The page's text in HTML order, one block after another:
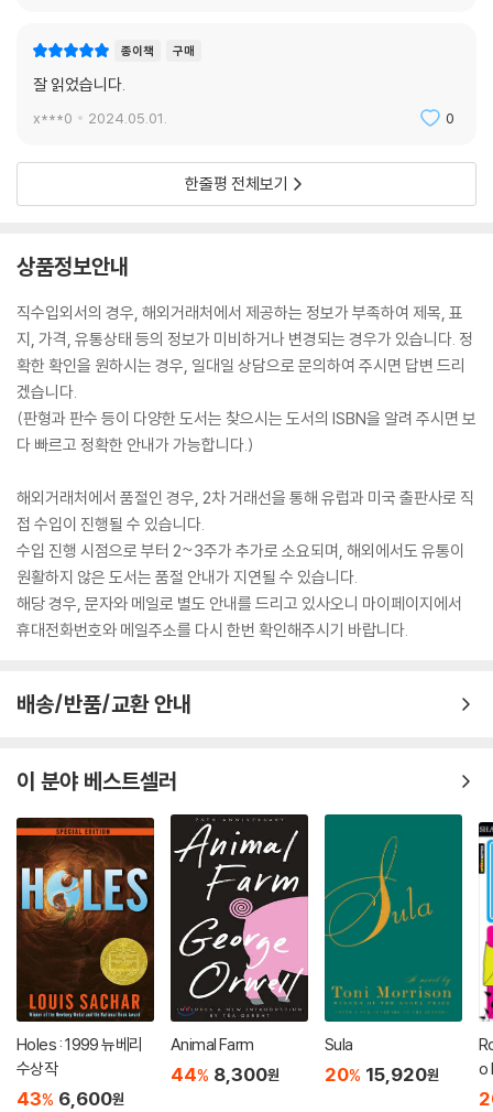
종이책 구매
잘 읽었습니다.
x***0 2024.05.01. 0
한줄평 전체보기
상품정보안내
직수입외서의 경우, 해외거래처에서 제공하는 정보가 부족하여 제목, 표
지, 가격, 유통상태 등의 정보가 미비하거나 변경되는 경우가 있습니다. 정
확한 확인을 원하시는 경우, 일대일 상담으로 문의하여 주시면 답변 드리
겠습니다.
(판형과 판수 등이 다양한 도서는 찾으시는 도서의 ISBN을 알려 주시면 보
다 빠르고 정확한 안내가 가능합니다.)
해외거래처에서 품절인 경우, 2차 거래선을 통해 유럽과 미국 출판사로 직
접 수입이 진행될 수 있습니다.
수입 진행 시점으로 부터 2~3주가 추가로 소요되며, 해외에서도 유통이
원활하지 않은 도서는 품절 안내가 지연될 수 있습니다.
해당 경우, 문자와 메일로 별도 안내를 드리고 있사오니 마이페이지에서
휴대전화번호와 메일주소를 다시 한번 확인해주시기 바랍니다.
배송/반품/교환 안내
이 분야 베스트셀러
Holes : 1999 뉴베리
수상작
43% 6,600원
Animal Farm
44% 8,300원
Sula
20% 15,920원
o